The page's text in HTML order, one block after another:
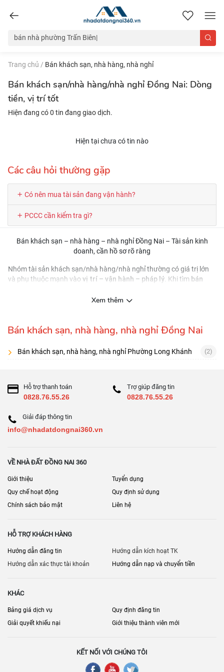
nhadatdongnai360.vn
Trang chủ / Bán khách sạn, nhà hàng, nhà nghỉ
Bán khách sạn/nhà hàng/nhà nghỉ Đồng Nai: Dòng
tiền, vị trí tốt
Hiện đang có 0 tin đang giao dịch.
Hiện tại chưa có tin nào
Các câu hỏi thường gặp
Có nên mua tài sản đang vận hành?
PCCC cần kiểm tra gì?
Bán khách sạn – nhà hàng – nhà nghỉ Đồng Nai – Tài sản kinh
doanh, cần hồ sơ rõ ràng
Nhóm tài sản khách sạn/nhà hàng/nhà nghỉ thường có giá trị lớn
và phụ thuộc mạnh vào vị trí – vận hành – pháp lý . Khi tìm bán
công suất khai thác, giấy phép kinh doanh, điều kiện
tuyến đường, điểm đến, khu dịch vụ/du lịch/công tác
Vận hành:công suất phòng (nếu lưu trú), lượng khách, kênh bán
Checklist 9 điểm
Hồ sơ pháp lý & hiện trạng công trình
PCCC, lối thoát hiểm, hệ thống kỹ thuật
Doanh thu/chi phí vận hành (kiểm chứng)
Nhân sự/nhà cung cấp (nếu chuyển giao vận hành)
Quy hoạch khu vực, lộ giới
Khả năng cải tạo/đổi công năng
Điều khoản chuyển giao tài sản, thương hiệu (nếu có)
[Bán nhà mặt phố Đồng Nai Bán cửa hàng – kiot Đồng Nai
Xem thêm
Bán khách sạn, nhà hàng, nhà nghỉ Đồng Nai
Bán khách sạn, nhà hàng, nhà nghỉ Phường Long Khánh (2)
Hỗ trợ thanh toán
0828.76.55.26
Trợ giúp đăng tin
0828.76.55.26
Giải đáp thông tin
info@nhadatdongnai360.vn
VỀ NHÀ ĐẤT ĐỒNG NAI 360
Giới thiệu
Tuyển dụng
Quy chế hoạt động
Quy định sử dụng
Chính sách bảo mật
Liên hệ
HỖ TRỢ KHÁCH HÀNG
Hướng dẫn đăng tin
Hướng dẫn kích hoạt TK
Hướng dẫn xác thực tài khoản
Hướng dẫn nạp và chuyển tiền
KHÁC
Bảng giá dịch vụ
Quy định đăng tin
Giải quyết khiếu nại
Giới thiệu thành viên mới
KẾT NỐI VỚI CHÚNG TÔI